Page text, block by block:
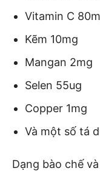
Vitamin C
Kẽm 10mg
Mangan 2mg
Selen 55ug
Copper 1mg
Và một số tá
Dạng bào chế